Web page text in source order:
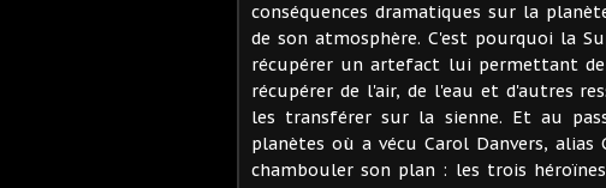
conséquences dramatiques sur la
de son atmosphère. C'est pourquoi la
récupérer un artefact lui permettant
récupérer de l'air, de l'eau et d'autres
les transférer sur la sienne. Et au
planètes où a vécu Carol Danvers,
chambouler son plan : les trois